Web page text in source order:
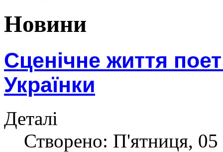
Новини
Сценічне життя
Українки
Деталі
Створено: П'ятниця,